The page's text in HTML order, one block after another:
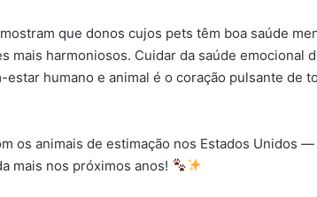
que donos cujos pets têm boa saúde
harmoniosos. Cuidar da saúde emocional
humano e animal é o coração pulsante de
os animais de estimação nos Estados Unidos
mais nos próximos anos!